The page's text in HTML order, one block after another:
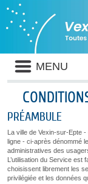
Liste
des
avertissements
MENU
PRÉAMBULE
La ville de Vexin-sur-Epte
ligne - ci-après dénommé
administratives des
L’utilisation du Service
choisissent librement les
privilégiée et les données
Panneau de gestion des